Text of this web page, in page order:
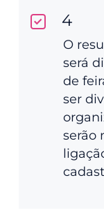
4
O
será
de
ser
serão